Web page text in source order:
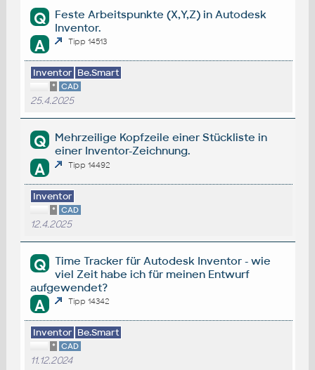
Q
Feste Arbeitspunkte (X,Y,Z) in Autodesk
Inventor.
A Tipp 14513
Inventor Be.Smart
* CAD
25.4.2025
Q
Mehrzeilige Kopfzeile einer Stückliste in
einer Inventor-Zeichnung.
A Tipp 14492
Inventor
* CAD
12.4.2025
Q
Time Tracker für Autodesk Inventor - wie
viel Zeit habe ich für meinen Entwurf
aufgewendet?
A Tipp 14342
Inventor Be.Smart
* CAD
11.12.2024